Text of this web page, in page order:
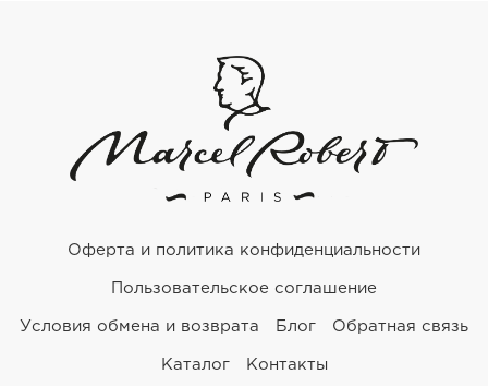
Оферта и политика конфиденциальности
Пользовательское соглашение
Условия обмена и возврата Блог Обратная связь
Каталог Контакты